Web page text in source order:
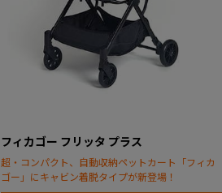
フィカゴー フリッタ プラス
超・コンパクト、自動収納ペットカート「フィカ
ゴー」にキャビン着脱タイプが新登場！